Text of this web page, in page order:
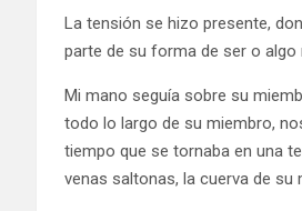
La tensión se hizo presente,
parte de su forma de ser o algo
Mi mano seguía sobre su
todo lo largo de su miembro,
tiempo que se tornaba en una
venas saltonas, la cuerva de